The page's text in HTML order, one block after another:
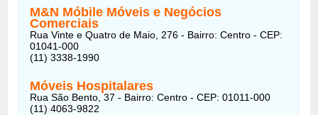
M&N Móbile Móveis e Negócios
Comerciais
Rua Vinte e Quatro de Maio, 276 - Bairro: Centro - CEP:
01041-000
(11) 3338-1990
Móveis Hospitalares
Rua São Bento, 37 - Bairro: Centro - CEP: 01011-000
(11) 4063-9822